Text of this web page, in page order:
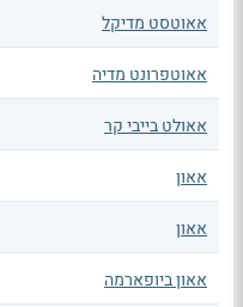
אאוטסט מדיקל
אאוטפרונט מדיה
אאולט בייבי קר
אאון
אאון
אאון ביופארמה